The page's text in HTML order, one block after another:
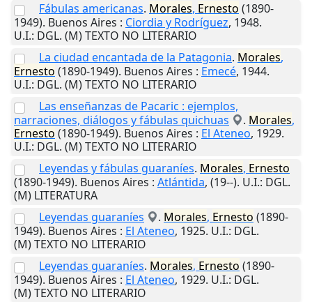
Fábulas americanas. Morales, Ernesto (1890-
1949). Buenos Aires : Ciordia y Rodríguez, 1948.
U.I.: DGL. (M) TEXTO NO LITERARIO
La ciudad encantada de la Patagonia. Morales,
Ernesto (1890-1949). Buenos Aires : Emecé, 1944.
U.I.: DGL. (M) TEXTO NO LITERARIO
Las enseñanzas de Pacaric : ejemplos,
narraciones, diálogos y fábulas quichuas
. Morales,
Ernesto (1890-1949). Buenos Aires : El Ateneo, 1929.
U.I.: DGL. (M) TEXTO NO LITERARIO
Leyendas y fábulas guaraníes. Morales, Ernesto
(1890-1949). Buenos Aires : Atlántida, (19--). U.I.: DGL.
(M) LITERATURA
Leyendas guaraníes
. Morales, Ernesto (1890-
1949). Buenos Aires : El Ateneo, 1925. U.I.: DGL.
(M) TEXTO NO LITERARIO
Leyendas guaraníes. Morales, Ernesto (1890-
1949). Buenos Aires : El Ateneo, 1929. U.I.: DGL.
(M) TEXTO NO LITERARIO